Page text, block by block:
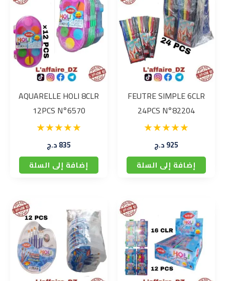
FEUTRE SIMPLE 6CLR
24PCS N°82204
925د.ج
إضافة إلى السلة
AQUARELLE HOLI 8CLR
12PCS N°6570
835د.ج
إضافة إلى السلة